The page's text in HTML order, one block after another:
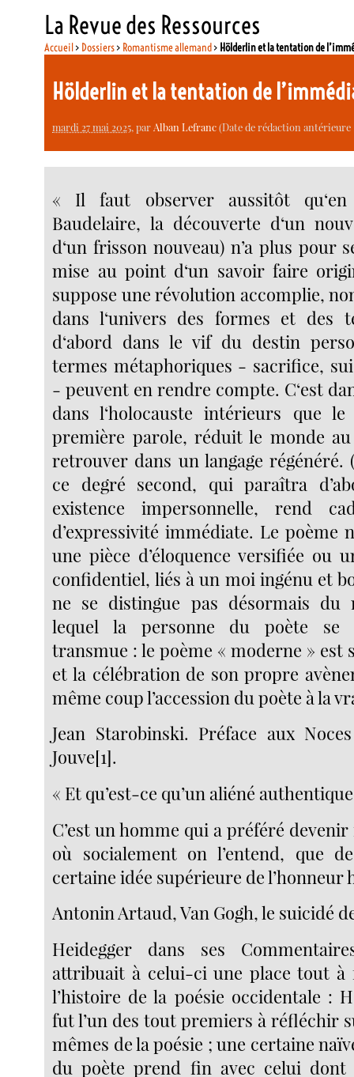
La Revue des Ressources
Accueil> Dossiers> Romantisme allemand> Hölderlin et la tentation de
Hölderlin et la tentation de
mardi 27 mai 2025, parAlban Lefranc(Date de rédaction antérieure
« Il faut observer aussitôt qu‘en
Baudelaire, la découverte d‘un
d‘un frisson nouveau) n’a plus pour
mise au point d‘un savoir faire
suppose une révolution accomplie,
dans l‘univers des formes et des
d‘abord dans le vif du destin
termes métaphoriques - sacrifice,
- peuvent en rendre compte. C‘est
dans l‘holocauste intérieurs que
première parole, réduit le monde
retrouver dans un langage régénéré.
ce degré second, qui paraîtra
existence impersonnelle, rend
d’expressivité immédiate. Le poème
une pièce d’éloquence versifiée ou
confidentiel, liés à un moi ingénu et
ne se distingue pas désormais du
lequel la personne du poète se
transmue : le poème « moderne » est
et la célébration de son propre
même coup l’accession du poète à la
Jean Starobinski. Préface aux
Jouve[1].
« Et qu’est-ce qu’un aliéné
C’est un homme qui a préféré
où socialement on l’entend, que
certaine idée supérieure de l’honneur
Antonin Artaud, Van Gogh, le suicidé
Heidegger dans ses
attribuait à celui-ci une place tout à
l’histoire de la poésie occidentale :
fut l’un des tout premiers à réfléchir
mêmes de la poésie ; une certaine
du poète prend fin avec celui dont